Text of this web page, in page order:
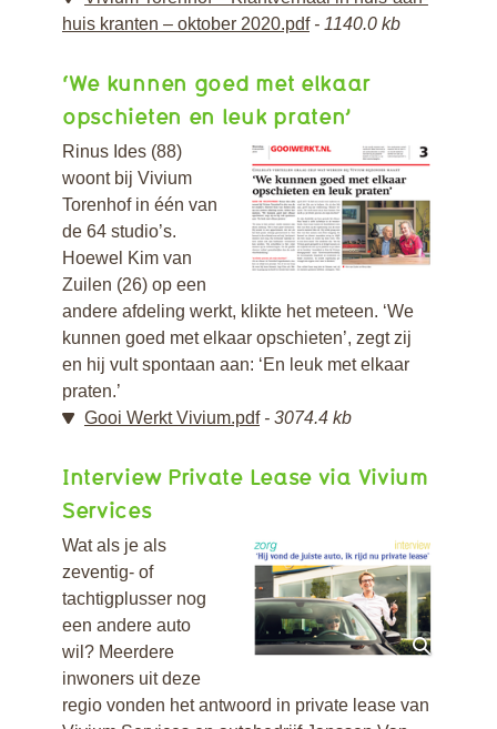
huis kranten – oktober 2020.pdf
1140.0 kb
‘We kunnen goed met elkaar
opschieten en leuk praten’
Rinus Ides (88)
woont bij Vivium
Torenhof in één van
de 64 studio’s.
Hoewel Kim van
Zuilen (26) op een
andere afdeling werkt, klikte het meteen. ‘We
kunnen goed met elkaar opschieten’, zegt zij
en hij vult spontaan aan: ‘En leuk met elkaar
praten.’
Gooi Werkt Vivium.pdf
3074.4 kb
Interview Private Lease via Vivium
Services
Wat als je als
zeventig- of
tachtigplusser nog
een andere auto
wil? Meerdere
inwoners uit deze
regio vonden het antwoord in private lease van